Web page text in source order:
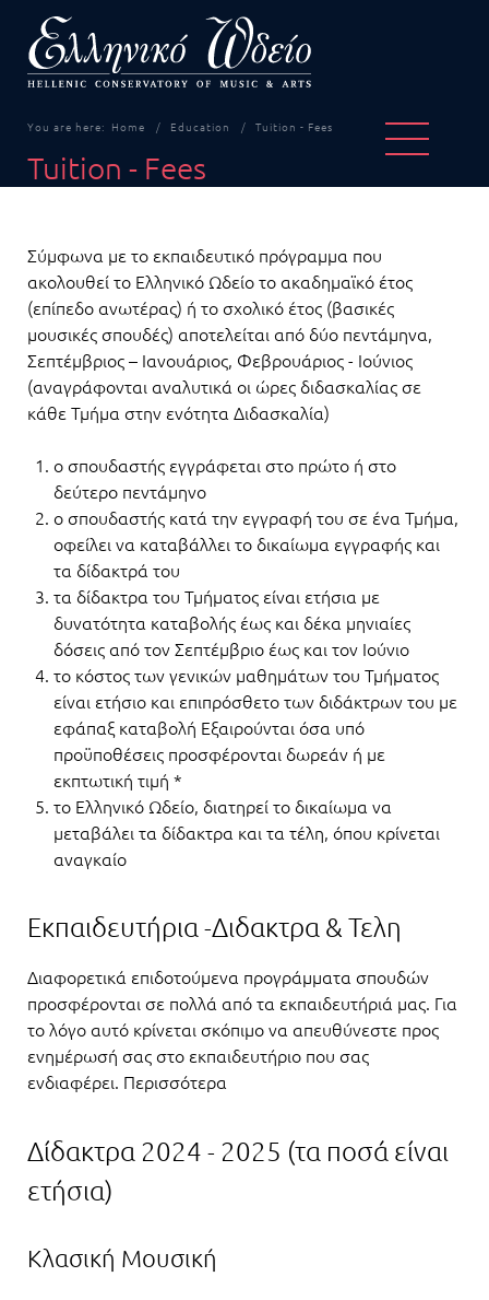
You are here: Home Education Tuition - Fees
Tuition - Fees
Σύμφωνα με το εκπαιδευτικό πρόγραμμα που
ακολουθεί το Ελληνικό Ωδείο το ακαδημαϊκό έτος
(επίπεδο ανωτέρας) ή το σχολικό έτος (βασικές
μουσικές σπουδές) αποτελείται από δύο πεντάμηνα,
Σεπτέμβριος – Ιανουάριος, Φεβρουάριος - Ιούνιος
(αναγράφονται αναλυτικά οι ώρες διδασκαλίας σε
κάθε Τμήμα στην ενότητα Διδασκαλία)
ο σπουδαστής εγγράφεται στο πρώτο ή στο
δεύτερο πεντάμηνο
ο σπουδαστής κατά την εγγραφή του σε ένα Τμήμα,
οφείλει να καταβάλλει το δικαίωμα εγγραφής και
τα δίδακτρά του
τα δίδακτρα του Τμήματος είναι ετήσια με
δυνατότητα καταβολής έως και δέκα μηνιαίες
δόσεις από τον Σεπτέμβριο έως και τον Ιούνιο
το κόστος των γενικών μαθημάτων του Τμήματος
είναι ετήσιο και επιπρόσθετο των διδάκτρων του με
εφάπαξ καταβολή Εξαιρούνται όσα υπό
προϋποθέσεις προσφέρονται δωρεάν ή με
εκπτωτική τιμή *
το Ελληνικό Ωδείο, διατηρεί το δικαίωμα να
μεταβάλει τα δίδακτρα και τα τέλη, όπου κρίνεται
αναγκαίο
Εκπαιδευτήρια -Διδακτρα & Τελη
Διαφορετικά επιδοτούμενα προγράμματα σπουδών
προσφέρονται σε πολλά από τα εκπαιδευτήριά μας. Για
το λόγο αυτό κρίνεται σκόπιμο να απευθύνεστε προς
ενημέρωσή σας στο εκπαιδευτήριο που σας
ενδιαφέρει. Περισσότερα
Δίδακτρα 2024 - 2025 (τα ποσά είναι
ετήσια)
Κλασική Μουσική